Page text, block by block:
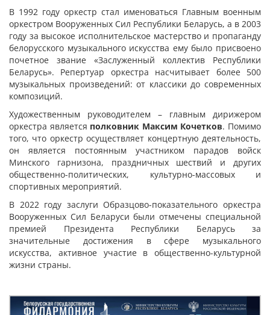
В 1992 году оркестр стал именоваться Главным военным
оркестром Вооруженных Сил Республики Беларусь, а в 2003
году за высокое исполнительское мастерство и пропаганду
белорусского музыкального искусства ему было присвоено
почетное звание «Заслуженный коллектив Республики
Беларусь». Репертуар оркестра насчитывает более 500
музыкальных произведений: от классики до современных
композиций.
Художественным руководителем – главным дирижером
оркестра является полковник Максим Кочетков. Помимо
того, что оркестр осуществляет концертную деятельность,
он является постоянным участником парадов войск
Минского гарнизона, праздничных шествий и других
общественно-политических, культурно-массовых и
спортивных мероприятий.
В 2022 году заслуги Образцово-показательного оркестра
Вооруженных Сил Беларуси были отмечены специальной
премией Президента Республики Беларусь за
значительные достижения в сфере музыкального
искусства, активное участие в общественно-культурной
жизни страны.